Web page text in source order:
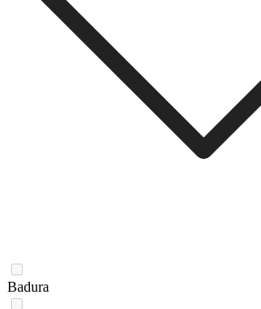
Badura